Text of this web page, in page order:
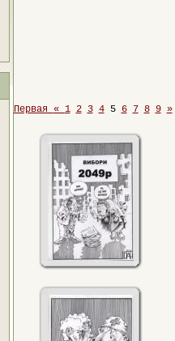
Первая « 1 2 3 4 5 6 7 8 9 »